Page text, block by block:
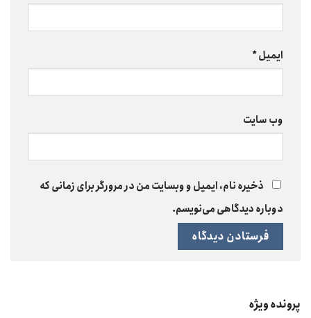
ایمیل*
وب‌ سایت
ذخیره نام، ایمیل و وبسایت من در مرورگر برای زمانی که
دوباره دیدگاهی می‌نویسم.
پرونده ویژه